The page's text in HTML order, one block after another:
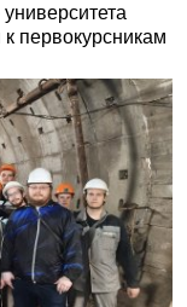
первокурсникам